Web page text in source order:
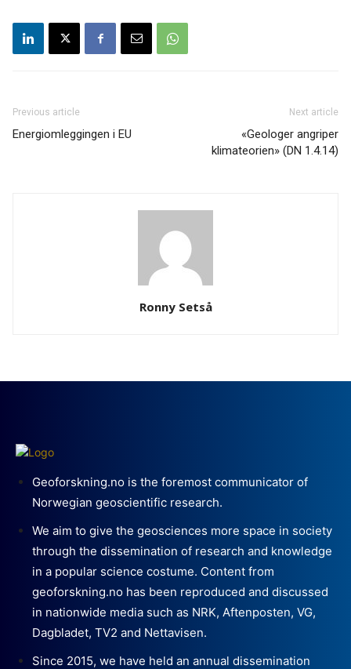
Previous article
Energiomleggingen i EU
Next article
«Geologer angriper
klimateorien» (DN 1.4.14)
Ronny Setså
Geoforskning.no is the foremost communicator of
Norwegian geoscientific research.
We aim to give the geosciences more space in society
through the dissemination of research and knowledge
in a popular science costume. Content from
geoforskning.no has been reproduced and discussed
in nationwide media such as NRK, Aftenposten, VG,
Dagbladet, TV2 and Nettavisen.
Since 2015, we have held an annual dissemination